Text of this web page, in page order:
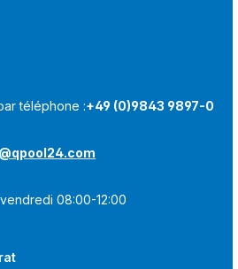
téléphone :+49 (0)9843 9897-0
08:00-12:00